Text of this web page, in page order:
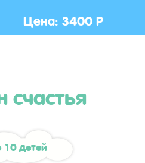
Цена: 3400 Р
детей